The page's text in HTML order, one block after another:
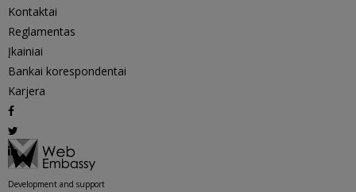
Kontaktai
Reglamentas
Įkainiai
Bankai korespondentai
Karjera
Development and support